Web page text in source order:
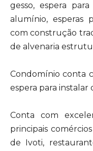
gesso, espera
alumínio, esperas
com construção
de alvenaria
Condomínio conta
espera para instalar
Conta com
principais
de Ivoti,